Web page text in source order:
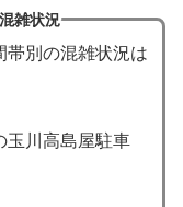
雑状況
帯別の混雑状況は
玉川高島屋駐車